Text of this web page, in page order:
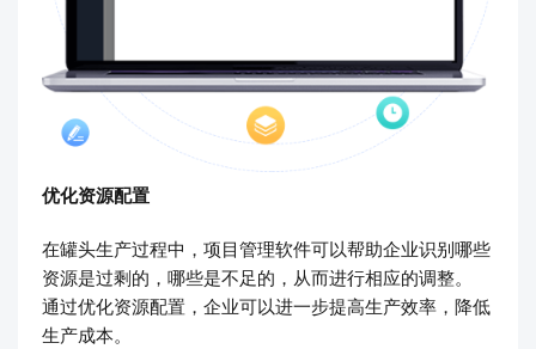
优化资源配置
在罐头生产过程中，项目管理软件可以帮助企业识别哪些
资源是过剩的，哪些是不足的，从而进行相应的调整。
通过优化资源配置，企业可以进一步提高生产效率，降低
生产成本。